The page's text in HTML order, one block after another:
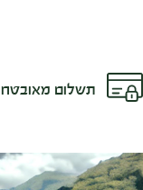
תשלום מאובטח